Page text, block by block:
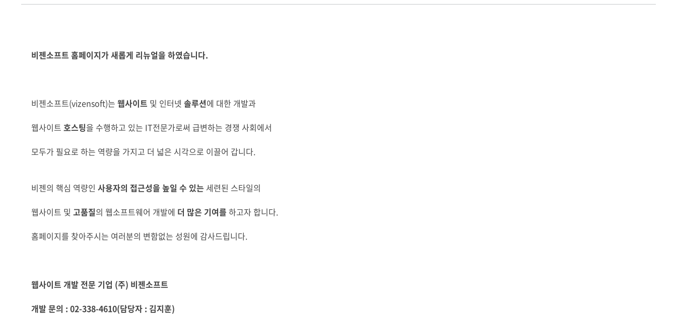
비젠소프트 홈페이지가 새롭게 리뉴얼을 하였습니다.
비젠소프트(vizensoft)는 웹사이트 및 인터넷 솔루션에 대한 개발과
웹사이트 호스팅을 수행하고 있는 IT전문가로써 급변하는 경쟁 사회에서
모두가 필요로 하는 역량을 가지고 더 넓은 시각으로 이끌어 갑니다.
비젠의 핵심 역량인 사용자의 접근성을 높일 수 있는 세련된 스타일의
웹사이트 및 고품질의 웹소프트웨어 개발에 더 많은 기여를 하고자 합니다.
홈페이지를 찾아주시는 여러분의 변함없는 성원에 감사드립니다.
웹사이트 개발 전문 기업 (주) 비젠소프트
개발 문의 : 02-338-4610(담당자 : 김지훈)